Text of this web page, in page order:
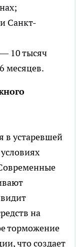
Санкт-
10 тысяч
месяцев.
в устаревшей
на
торможение
что создает